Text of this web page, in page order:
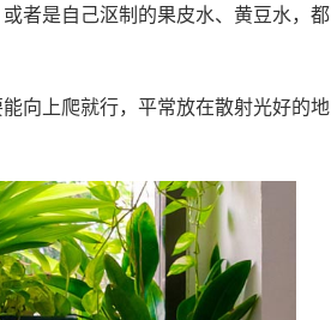
者是自己沤制的果皮水、黄豆水，都
向上爬就行，平常放在散射光好的地